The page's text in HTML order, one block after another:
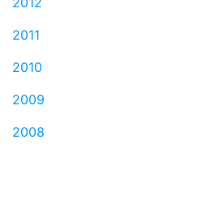
2011
2010
2009
2008